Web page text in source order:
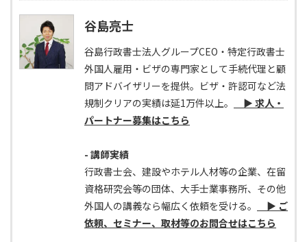
谷島亮士
谷島行政書士法人グループCEO・特定行政書士
外国人雇用・ビザの専門家として手続代理と顧
問アドバイザリーを提供。ビザ・許認可など法
規制クリアの実績は延1万件以上。
▶ 求人・
パートナー募集はこちら
- 講師実績
行政書士会、建設やホテル人材等の企業、在留
資格研究会等の団体、大手士業事務所、その他
外国人の講義なら幅広く依頼を受ける。
▶ ご
依頼、セミナー、取材等のお問合せはこちら